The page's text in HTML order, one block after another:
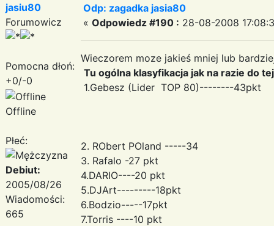
jasiu80
Forumowicz
Pomocna dłoń:
+0/-0
Offline
Płeć:
Debiut:
2005/08/26
Wiadomości:
665
Odp: zagadka jasia80
« Odpowiedz #190 : 28-08-2008
Wieczorem moze jakieś mniej lub
Tu ogólna klasyfikacja jak na razie do
1.Gebesz (Lider TOP 80)--------43pkt
2. RObert POland -----34
3. Rafalo -27 pkt
4.DARIO----20 pkt
5.DJArt---------18pkt
6.Bodzio-----17pkt
7.Torris ----10 pkt